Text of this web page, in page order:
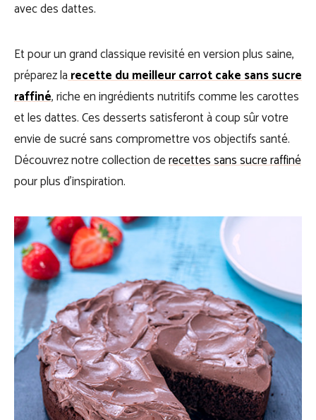
avec des dattes.
Et pour un grand classique revisité en version plus saine,
préparez larecette du meilleur carrot cake sans sucre
raffiné, riche en ingrédients nutritifs comme les carottes
et les dattes. Ces desserts satisferont à coup sûr votre
envie de sucré sans compromettre vos objectifs santé.
Découvrez notre collection derecettes sans sucre raffiné
pour plus d’inspiration.